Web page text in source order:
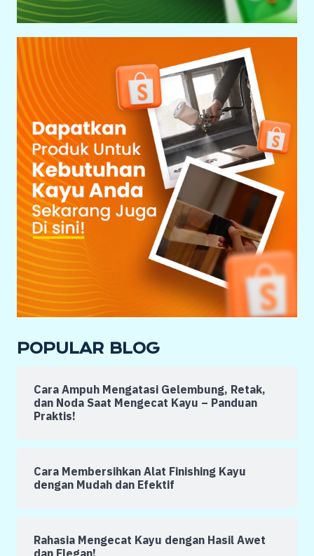
POPULAR BLOG
Cara Ampuh Mengatasi Gelembung, Retak,
dan Noda Saat Mengecat Kayu – Panduan
Praktis!
Cara Membersihkan Alat Finishing Kayu
dengan Mudah dan Efektif
Rahasia Mengecat Kayu dengan Hasil Awet
dan Elegan!